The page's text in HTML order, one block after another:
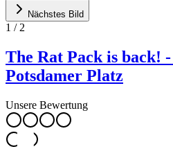
Nächstes Bild
1 / 2
The Rat Pack is back!
Potsdamer Platz
Unsere Bewertung